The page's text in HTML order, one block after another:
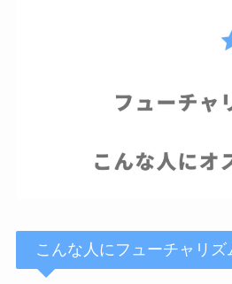
こんな人にフューチャリズ